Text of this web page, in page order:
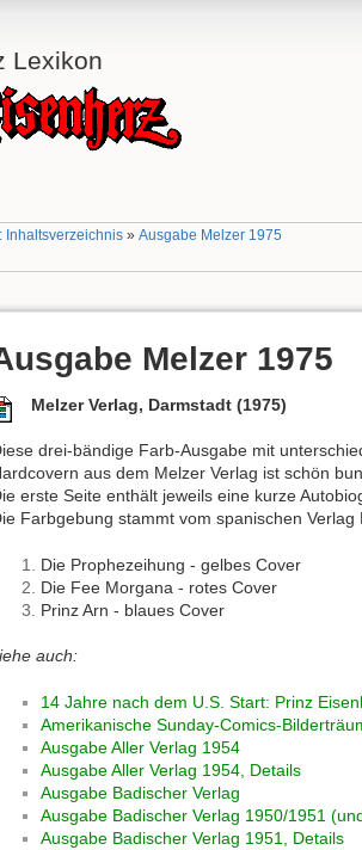
Lexikon
Inhaltsverzeichnis »Ausgabe Melzer 1975
Melzer 1975
Melzer Verlag, Darmstadt (1975)
drei-bändige Farb-Ausgabe mit
aus dem Melzer Verlag ist schön
erste Seite enthält jeweils eine kurze
Farbgebung stammt vom spanischen Verlag
Die Prophezeihung - gelbes Cover
Die Fee Morgana - rotes Cover
Prinz Arn - blaues Cover
auch:
14 Jahre nach dem U.S. Start: Prinz
Amerikanische Sunday-Comics-
Ausgabe Aller Verlag 1954
Ausgabe Aller Verlag 1954, Details
Ausgabe Badischer Verlag
Ausgabe Badischer Verlag 1950/1951
Ausgabe Badischer Verlag 1951, Details